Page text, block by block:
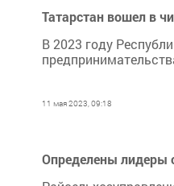
Татарстан вошел в
В 2023 году
11 мая 2023, 09:18
Определены лидеры